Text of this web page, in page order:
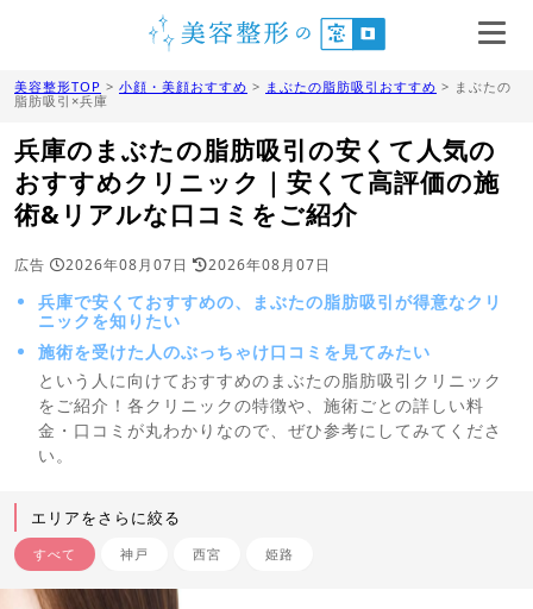
美容整形TOP > 小顔・美顔おすすめ > まぶたの脂肪吸引おすすめ > まぶたの
脂肪吸引×兵庫
兵庫のまぶたの脂肪吸引の安くて人気の
おすすめクリニック｜安くて高評価の施
術&リアルな口コミをご紹介
広告 2026年08月07日 2026年08月07日
兵庫で安くておすすめの、まぶたの脂肪吸引が得意なクリ
ニックを知りたい
施術を受けた人のぶっちゃけ口コミを見てみたい
という人に向けておすすめのまぶたの脂肪吸引クリニック
をご紹介！各クリニックの特徴や、施術ごとの詳しい料
金・口コミが丸わかりなので、ぜひ参考にしてみてくださ
い。
エリアをさらに絞る
すべて 神戸 西宮 姫路